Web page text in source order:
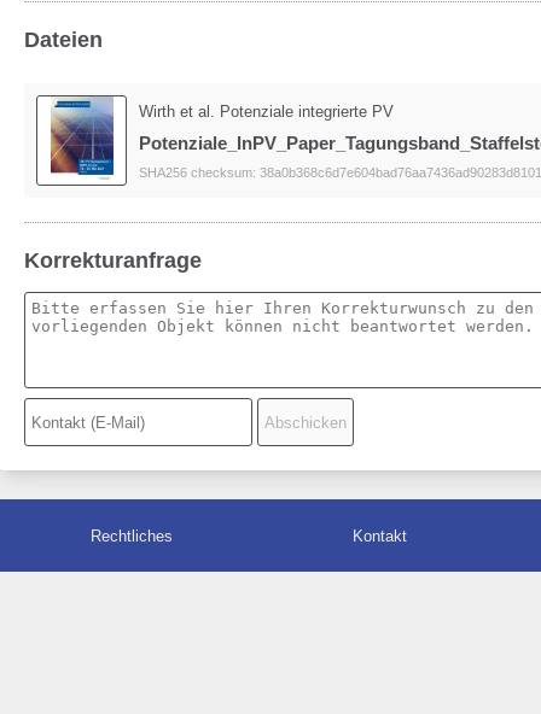
Dateien
Wirth et al. Potenziale integrierte PV
SHA256 checksum:
Korrekturanfrage
Rechtliches Kontakt